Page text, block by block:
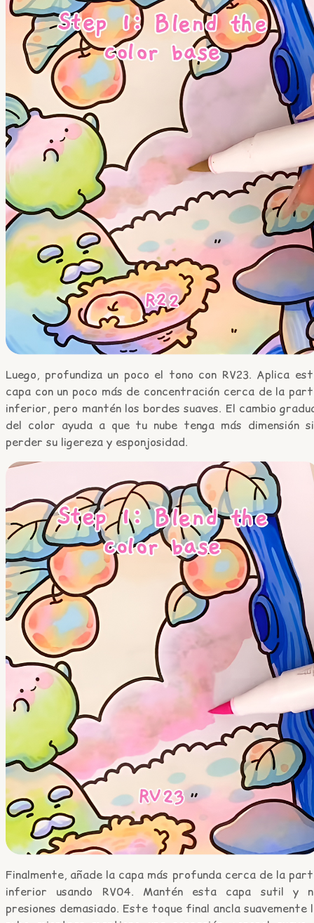
Luego, profundiza un poco el tono con RV23. Aplica
capa con un poco más de concentración cerca de la
inferior, pero mantén los bordes suaves. El cambio
del color ayuda a que tu nube tenga más dimensión
perder su ligereza y esponjosidad.
Finalmente, añade la capa más profunda cerca de la
inferior usando RV04. Mantén esta capa sutil y
presiones demasiado. Este toque final ancla suavemente